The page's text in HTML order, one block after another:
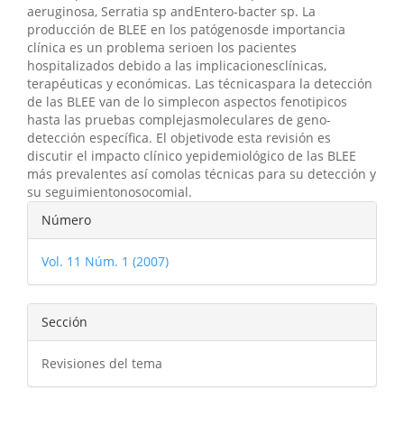
aeruginosa, Serratia sp andEntero-bacter sp. La
producción de BLEE en los patógenosde importancia
clínica es un problema serioen los pacientes
hospitalizados debido a las implicacionesclínicas,
terapéuticas y económicas. Las técnicaspara la detección
de las BLEE van de lo simplecon aspectos fenotipicos
hasta las pruebas complejasmoleculares de geno-
detección específica. El objetivode esta revisión es
discutir el impacto clínico yepidemiológico de las BLEE
más prevalentes así comolas técnicas para su detección y
su seguimientonosocomial.
Detalles
del
artículo
Número
Vol. 11 Núm. 1 (2007)
Sección
Revisiones del tema